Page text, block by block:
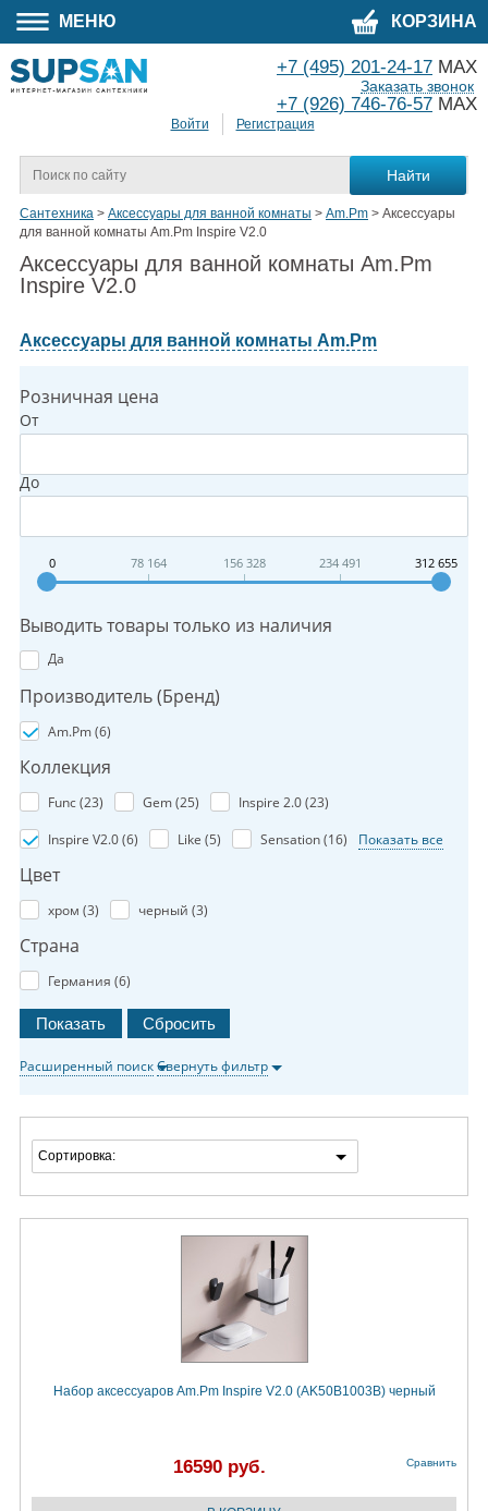
МЕНЮ КОРЗИНА
Войти Регистрация
+7 (495) 201-24-17 MAX
+7 (926) 746-76-57 MAX
Заказать звонок
Сантехника > Аксессуары для ванной комнаты > Am.Pm > Аксессуары
для ванной комнаты Am.Pm Inspire V2.0
Аксессуары для ванной комнаты Am.Pm
Inspire V2.0
Аксессуары для ванной комнаты Am.Pm
Розничная цена
От
До
0 78 164 156 328 234 491 312 655
Выводить товары только из наличия
Да
Производитель (Бренд)
Am.Pm (6)
Коллекция
Func (23) Gem (25) Inspire 2.0 (23)
Inspire V2.0 (6) Like (5) Sensation (16) Показать все
Цвет
хром (3) черный (3)
Страна
Германия (6)
Расширенный поискСвернуть фильтр
Сортировка:
Набор аксессуаров Am.Pm Inspire V2.0 (AK50B1003B) черный
16590 руб. Сравнить